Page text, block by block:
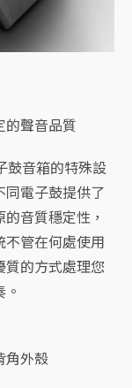
的聲音品質
鼓音箱的特殊設
同電子鼓提供了
音質穩定性，
不管在何處使用
質的方式處理您
角外殼